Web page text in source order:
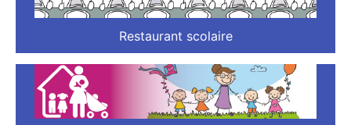
Restaurant scolaire